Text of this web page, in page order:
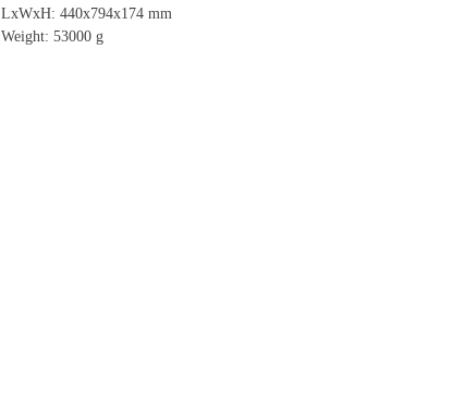
LxWxH: 440x794x174 mm
Weight: 53000 g